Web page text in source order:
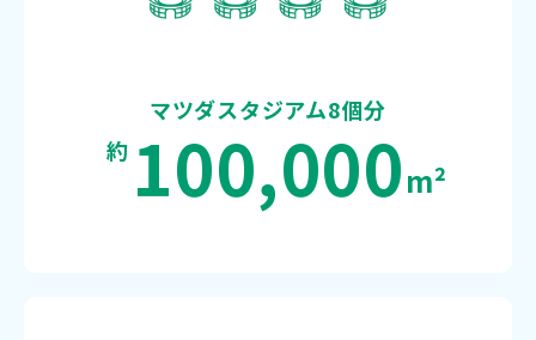
マツダスタジアム8個分
約 100,000m²